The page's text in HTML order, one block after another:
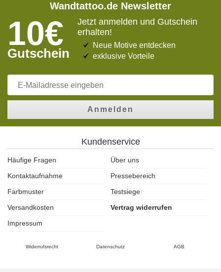
Wandtattoo.de Newsletter
10€
Gutschein
Jetzt anmelden und Gutschein
erhalten!
Neue Motive entdecken
exklusive Vorteile
Anmelden
Kundenservice
Häufige Fragen
Über uns
Kontaktaufnahme
Pressebereich
Farbmuster
Testsiege
Versandkosten
Vertrag widerrufen
Impressum
Widerrufsrecht Datenschutz AGB